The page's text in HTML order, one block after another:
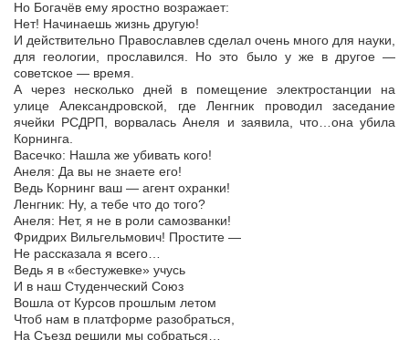
Но Богачёв ему яростно возражает:
Нет! Начинаешь жизнь другую!
И действительно Православлев сделал очень много для науки,
для геологии, прославился. Но это было у же в другое —
советское — время.
А через несколько дней в помещение электростанции на
улице Александровской, где Ленгник проводил заседание
ячейки РСДРП, ворвалась Анеля и заявила, что…она убила
Корнинга.
Васечко: Нашла же убивать кого!
Анеля: Да вы не знаете его!
Ведь Корнинг ваш — агент охранки!
Ленгник: Ну, а тебе что до того?
Анеля: Нет, я не в роли самозванки!
Фридрих Вильгельмович! Простите —
Не рассказала я всего…
Ведь я в «бестужевке» учусь
И в наш Студенческий Союз
Вошла от Курсов прошлым летом
Чтоб нам в платформе разобраться,
На Съезд решили мы собраться…